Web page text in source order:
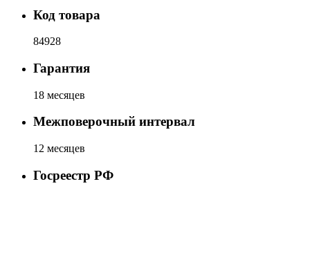
Код товара
84928
Гарантия
18 месяцев
Межповерочный интервал
12 месяцев
Госреестр РФ